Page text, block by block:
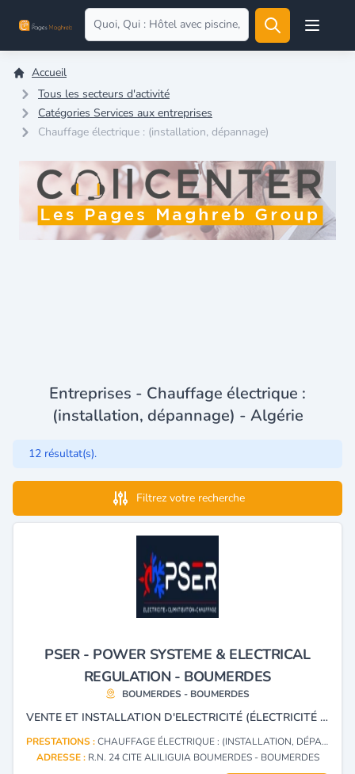
Open
Accueil
Tous les secteurs d'activité
Catégories Services aux entreprises
Chauffage électrique : (installation, dépannage)
Entreprises - Chauffage électrique :
(installation, dépannage) - Algérie
12 résultat(s).
Filtrez votre recherche
PSER - POWER SYSTEME & ELECTRICAL
REGULATION - BOUMERDES
BOUMERDES - BOUMERDES
VENTE ET INSTALLATION D'ELECTRICITÉ (ÉLECTRICITÉ GÉNÉRALE, CLIMATISATION, CHAUFFAGE, INTERPHONE...).
PRESTATIONS :CHAUFFAGE ÉLECTRIQUE : (INSTALLATION, DÉPANNAGE)
ADRESSE : R.N. 24 CITE ALILIGUIA BOUMERDES - BOUMERDES